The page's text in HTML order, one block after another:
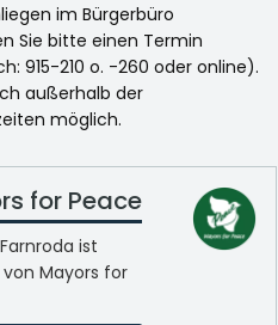
im Bürgerbüro
Sie bitte einen Termin
915-210 o. -260 oder online).
außerhalb der
möglich.
for Peace
ist
Mayors for